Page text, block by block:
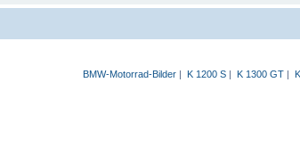
BMW-Motorrad-Bilder| K 1200 S| K 1300 GT|